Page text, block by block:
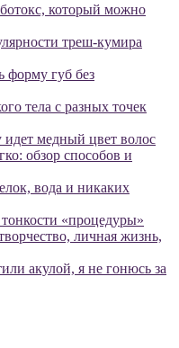
который можно
треш-кумира
форму губ без
тела с разных точек
идет медный цвет волос
обзор способов и
вода и никаких
«процедуры»
личная жизнь,
акулой, я не гонюсь за